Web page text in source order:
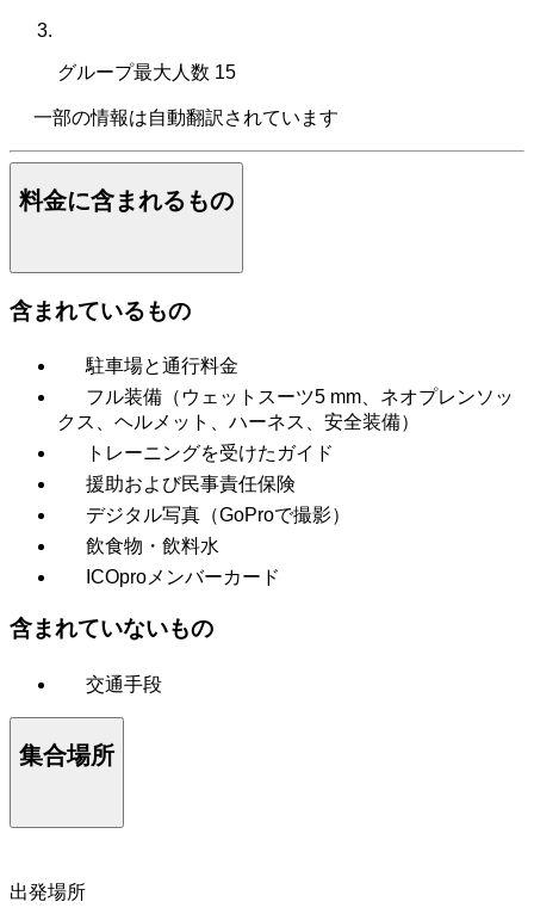
グループ最大人数 15
一部の情報は自動翻訳されています
料金に含まれるもの
含まれているもの
駐車場と通行料金
フル装備（ウェットスーツ5 mm、ネオプレンソッ
クス、ヘルメット、ハーネス、安全装備）
トレーニングを受けたガイド
援助および民事責任保険
デジタル写真（GoProで撮影）
飲食物・飲料水
ICOproメンバーカード
含まれていないもの
交通手段
集合場所
出発場所